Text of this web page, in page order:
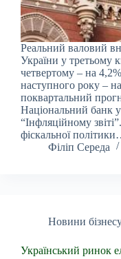
Реальний валовий
України у третьому
четвертому – на
наступного року –
поквартальний
Національний банк
“Інфляційному
фіскальної
Філіп Середа
Новини
Український ринок